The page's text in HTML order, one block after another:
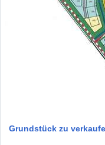
Grundstück zu